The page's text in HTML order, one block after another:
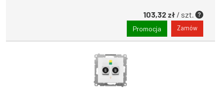
103,32 zł / szt.
Promocja Zamów